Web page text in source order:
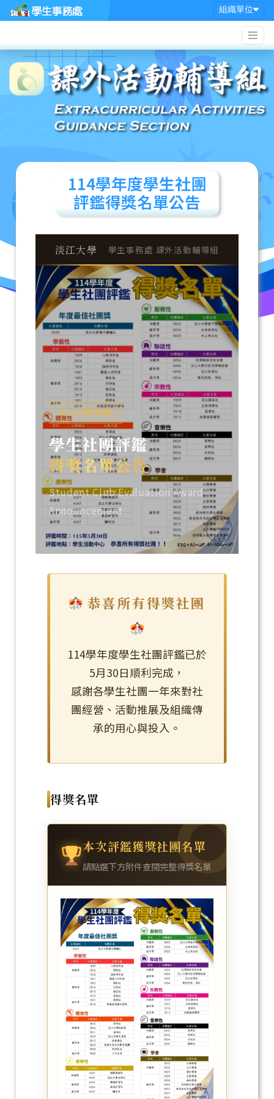
Skip
to
組織單位
114學年度學生社團
評鑑得獎名單公告
淡江大學 學生事務處 課外活動輔導組
✦114學年度
學生社團評鑑
得獎名單公告
Student Club Evaluation Award
Announcement
恭喜所有得獎社團
114學年度學生社團評鑑已於
5月30日順利完成，
感謝各學生社團一年來對社
團經營、活動推展及組織傳
承的用心與投入。
得獎名單
本次評鑑獲獎社團名單
請點選下方附件查閱完整得獎名單